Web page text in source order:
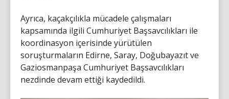
Ayrıca, kaçakçılıkla mücadele çalışmaları
kapsamında ilgili Cumhuriyet Başsavcılıkları ile
koordinasyon içerisinde yürütülen
soruşturmaların Edirne, Saray, Doğubayazıt ve
Gaziosmanpaşa Cumhuriyet Başsavcılıkları
nezdinde devam ettiği kaydedildi.